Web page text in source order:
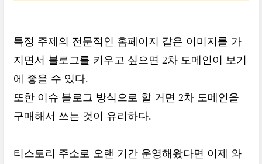
특정 주제의 전문적인 홈페이지 같은 이미지를 가
지면서 블로그를 키우고 싶으면 2차 도메인이 보기
에 좋을 수 있다.
또한 이슈 블로그 방식으로 할 거면 2차 도메인을
구매해서 쓰는 것이 유리하다.
티스토리 주소로 오랜 기간 운영해왔다면 이제 와